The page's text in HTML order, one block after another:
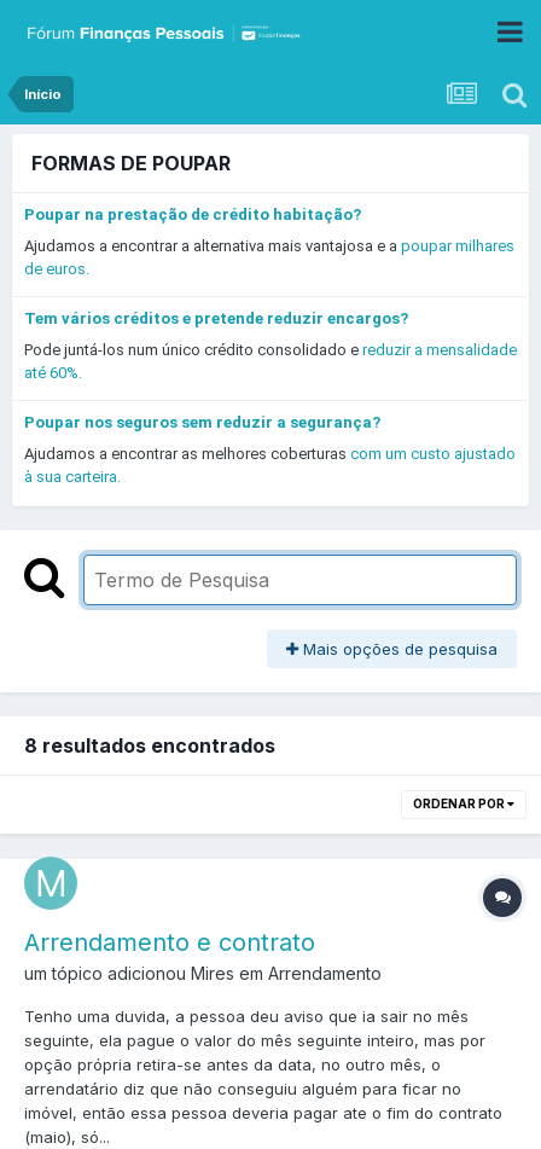
Início
FORMAS DE POUPAR
Poupar na prestação de crédito habitação?
Ajudamos a encontrar a alternativa mais vantajosa e a poupar milhares
de euros.
Tem vários créditos e pretende reduzir encargos?
Pode juntá-los num único crédito consolidado e reduzir a mensalidade
até 60%.
Poupar nos seguros sem reduzir a segurança?
Ajudamos a encontrar as melhores coberturas com um custo ajustado
à sua carteira.
Mais opções de pesquisa
8 resultados encontrados
ORDENAR POR
Arrendamento e contrato
um tópico adicionou Mires em Arrendamento
Tenho uma duvida, a pessoa deu aviso que ia sair no mês
seguinte, ela pague o valor do mês seguinte inteiro, mas por
opção própria retira-se antes da data, no outro mês, o
arrendatário diz que não conseguiu alguém para ficar no
imóvel, então essa pessoa deveria pagar ate o fim do contrato
(maio), só...